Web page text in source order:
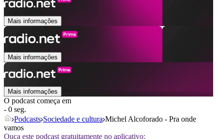
Mais informações
Mais informações
Mais informações
O podcast começa em
- 0 seg.
Podcasts Sociedade e cultura Michel Alcoforado - Pra onde
vamos
Ouça este podcast gratuitamente no aplicativo: